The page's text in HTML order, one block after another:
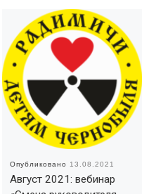
Опубликовано 13.08.2021
Август 2021: вебинар